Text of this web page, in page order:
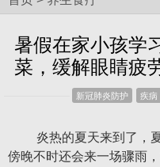
暑假在家小孩学
菜，缓解眼睛疲
新冠肺炎防护 疾病
炎热的夏天来到了，夏
傍晚不时还会来一场骤雨